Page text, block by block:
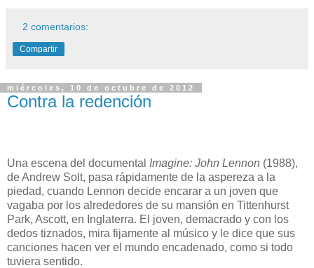
2 comentarios:
Compartir
miércoles, 10 de octubre de 2012
Contra la redención
Una escena del documental Imagine: John Lennon (1988),
de Andrew Solt, pasa rápidamente de la aspereza a la
piedad, cuando Lennon decide encarar a un joven que
vagaba por los alrededores de su mansión en Tittenhurst
Park, Ascott, en Inglaterra. El joven, demacrado y con los
dedos tiznados, mira fijamente al músico y le dice que sus
canciones hacen ver el mundo encadenado, como si todo
tuviera sentido.